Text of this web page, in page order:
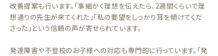
改善提案も行います。「事細かく理想を伝えたら、2週間くらいで理
想通りの先生が来てくれた」「私の要望をしっかり耳を傾けてくだ
さった」という信頼の声が寄せられています。
発達障害や不登校のお子様への対応も専門的に行っています。「発